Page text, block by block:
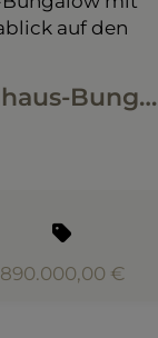
Vielseitiger Doppelhaus-Bungalow mit unverbaubarem Panoramablick auf den Wienerwald
890.000,00 €